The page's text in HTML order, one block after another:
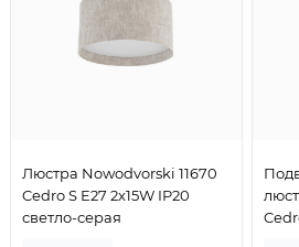
Люстра Nowodvorski 11670
Cedro S E27 2x15W IP20
светло-серая